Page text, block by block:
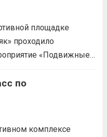
Щербунова Милана,
— Табакова
площадке
проходило
«Подвижные
дальше
по
комплексе